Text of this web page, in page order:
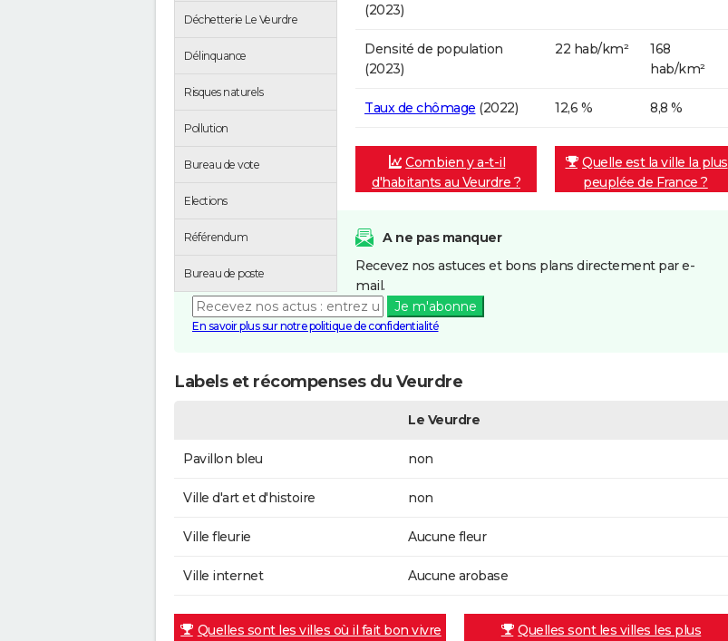
Déchetterie Le Veurdre
Délinquance
Risques naturels
Pollution
Bureau de vote
Elections
Référendum
Bureau de poste
(2023)
Densité de population
(2023)
22 hab/km²
168
hab/km²
Taux de chômage (2022) 12,6 % 8,8 %
Combien y a-t-il
d'habitants au Veurdre ?
Quelle est la ville la plus
peuplée de France ?
A ne pas manquer
Recevez nos astuces et bons plans directement par e-
mail.
Je m'abonne
En savoir plus sur notre politique de confidentialité
Labels et récompenses du Veurdre
Le Veurdre
Pavillon bleu non
Ville d'art et d'histoire non
Ville fleurie Aucune fleur
Ville internet Aucune arobase
Quelles sont les villes où il fait bon vivre
Quelles sont les villes les plus